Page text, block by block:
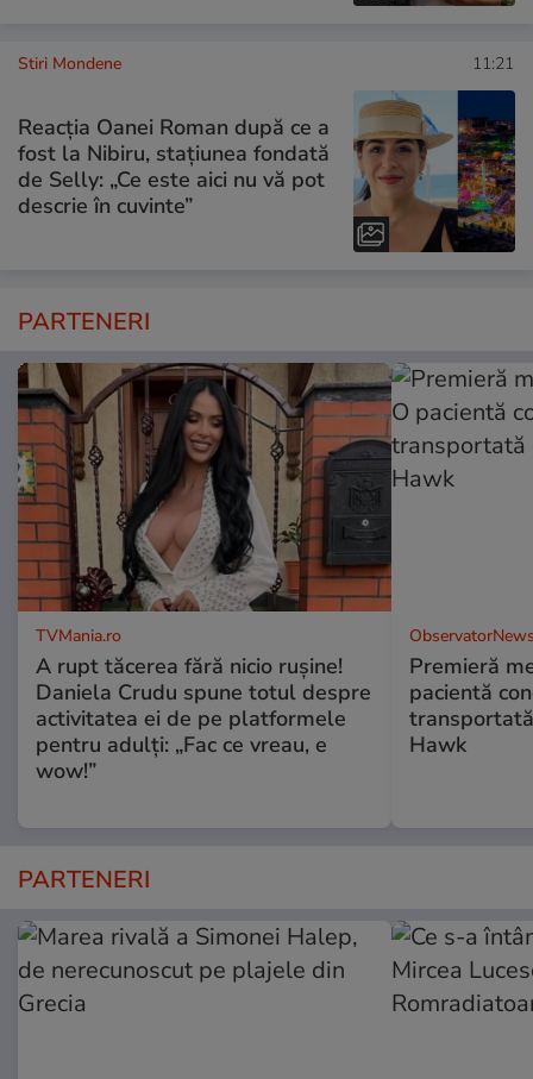
Stiri Mondene 11:21
Reacția Oanei Roman după ce a
fost la Nibiru, stațiunea fondată
de Selly: „Ce este aici nu vă pot
descrie în cuvinte”
PARTENERI
TVMania.ro
A rupt tăcerea fără nicio rușine!
Daniela Crudu spune totul despre
activitatea ei de pe platformele
pentru adulți: „Fac ce vreau, e
wow!”
Premieră
pacientă
Hawk
PARTENERI